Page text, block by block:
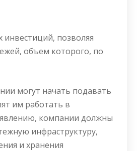
позволяя
объем которого, по
могут начать подавать
им работать в
компании должны
инфраструктуру,
и хранения